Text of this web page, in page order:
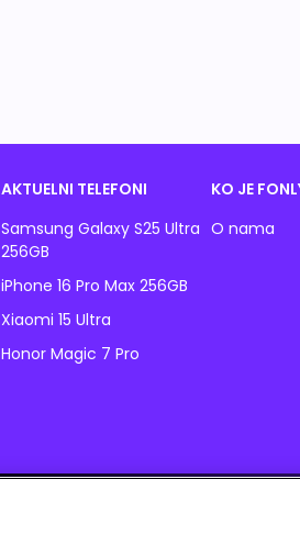
AKTUELNI TELEFONI
Samsung Galaxy S25 Ultra
256GB
iPhone 16 Pro Max 256GB
Xiaomi 15 Ultra
Honor Magic 7 Pro
KO JE
O nama